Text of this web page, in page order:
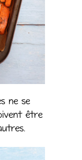
ne se
être